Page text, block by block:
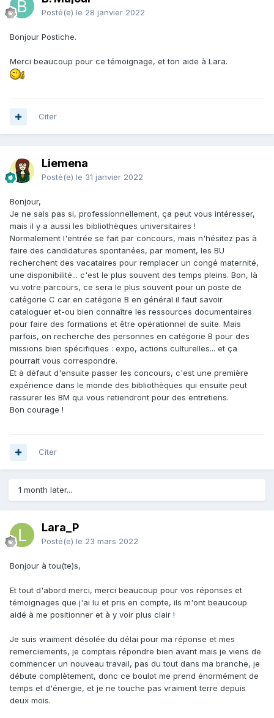
Posté(e) le 28 janvier 2022
Bonjour Postiche.
Merci beaucoup pour ce témoignage, et ton aide à Lara.
Citer
Liemena
Posté(e) le 31 janvier 2022
Bonjour,
Je ne sais pas si, professionnellement, ça peut vous intéresser,
mais il y a aussi les bibliothèques universitaires !
Normalement l'entrée se fait par concours, mais n'hésitez pas à
faire des candidatures spontanées, par moment, les BU
recherchent des vacataires pour remplacer un congé maternité,
une disponibilité... c'est le plus souvent des temps pleins. Bon, là
vu votre parcours, ce sera le plus souvent pour un poste de
catégorie C car en catégorie B en général il faut savoir
cataloguer et-ou bien connaître les ressources documentaires
pour faire des formations et être opérationnel de suite. Mais
parfois, on recherche des personnes en catégorie B pour des
missions bien spécifiques : expo, actions culturelles... et ça
pourrait vous correspondre.
Et à défaut d'ensuite passer les concours, c'est une première
expérience dans le monde des bibliothèques qui ensuite peut
rassurer les BM qui vous retiendront pour des entretiens.
Bon courage !
Citer
1 month later...
Lara_P
Posté(e) le 23 mars 2022
Bonjour à tou(te)s,
Et tout d'abord merci, merci beaucoup pour vos réponses et
témoignages que j'ai lu et pris en compte, ils m'ont beaucoup
aidé à me positionner et à y voir plus clair !
Je suis vraiment désolée du délai pour ma réponse et mes
remerciements, je comptais répondre bien avant mais je viens de
commencer un nouveau travail, pas du tout dans ma branche, je
débute complètement, donc ce boulot me prend énormément de
temps et d'énergie, et je ne touche pas vraiment terre depuis
deux mois.